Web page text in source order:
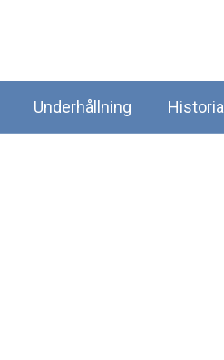
Underhållning Historia